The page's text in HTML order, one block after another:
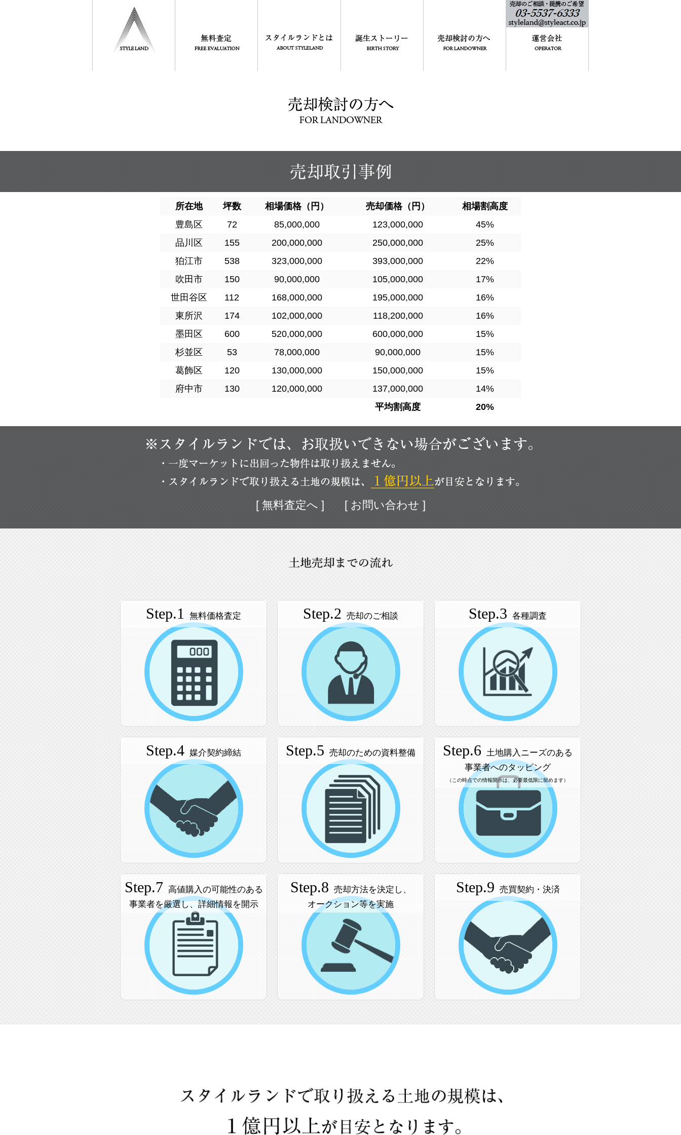
所在地 坪数 相場価格（円） 売却価格（円）
相場割高度
豊島区
72 85,000,000 123,000,000
45%
品川区
155 200,000,000 250,000,000
25%
狛江市
538 323,000,000 393,000,000
22%
吹田市
150 90,000,000 105,000,000
17%
世田谷区
112 168,000,000 195,000,000
16%
東所沢
174 102,000,000 118,200,000
16%
墨田区
600 520,000,000 600,000,000
15%
杉並区
53 78,000,000 90,000,000
15%
葛飾区
120 130,000,000 150,000,000
15%
府中市
130 120,000,000 137,000,000
14%
平均割高度
20%
[ 無料査定へ ] [ お問い合わせ ]
Step.1 無料価格査定 Step.2 売却のご相談 Step.3 各種調査
Step.4 媒介契約締結 Step.5 売却のための資料整備 Step.6 土地購入ニーズのある
事業者へのタッピング
（この時点での情報開示は、必要最低限に留めます）
Step.7 高値購入の可能性のある
事業者を厳選し、詳細情報を開示
Step.8 売却方法を決定し、
オークション等を実施
Step.9 売買契約・決済